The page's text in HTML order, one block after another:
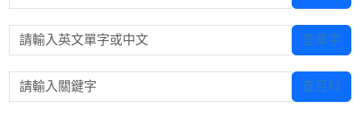
請輸入英文單字或中文 查單字
請輸入關鍵字 查百科